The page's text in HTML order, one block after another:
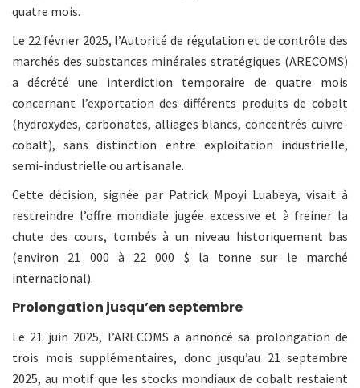
quatre mois.
Le 22 février 2025, l’Autorité de régulation et de contrôle des
marchés des substances minérales stratégiques (ARECOMS)
a décrété une interdiction temporaire de quatre mois
concernant l’exportation des différents produits de cobalt
(hydroxydes, carbonates, alliages blancs, concentrés cuivre-
cobalt), sans distinction entre exploitation industrielle,
semi-industrielle ou artisanale.
Cette décision, signée par Patrick Mpoyi Luabeya, visait à
restreindre l’offre mondiale jugée excessive et à freiner la
chute des cours, tombés à un niveau historiquement bas
(environ 21 000 à 22 000 $ la tonne sur le marché
international).
Prolongation jusqu’en septembre
Le 21 juin 2025, l’ARECOMS a annoncé sa prolongation de
trois mois supplémentaires, donc jusqu’au 21 septembre
2025, au motif que les stocks mondiaux de cobalt restaient